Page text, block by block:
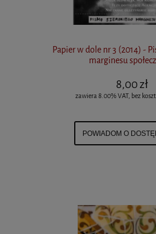
Papier w dole nr 3 (2014) -
marginesu
8,00 zł
zawiera 8.00% VAT, bez
POWIADOM O